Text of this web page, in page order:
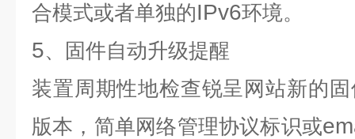
合模式或者单独的IPv6环境。
5、固件自动升级提醒
装置周期性地检查锐呈网站新的
版本，简单网络管理协议标识或